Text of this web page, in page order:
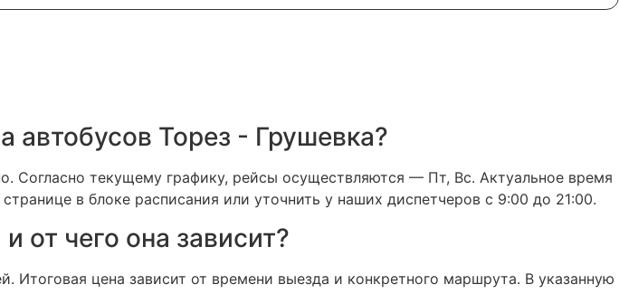
автобусов Торез - Грушевка?
Согласно текущему графику, рейсы осуществляются — Пт, Вс. Актуальное время
в блоке расписания или уточнить у наших диспетчеров с 9:00 до 21:00.
от чего она зависит?
цена зависит от времени выезда и конкретного маршрута. В указанную